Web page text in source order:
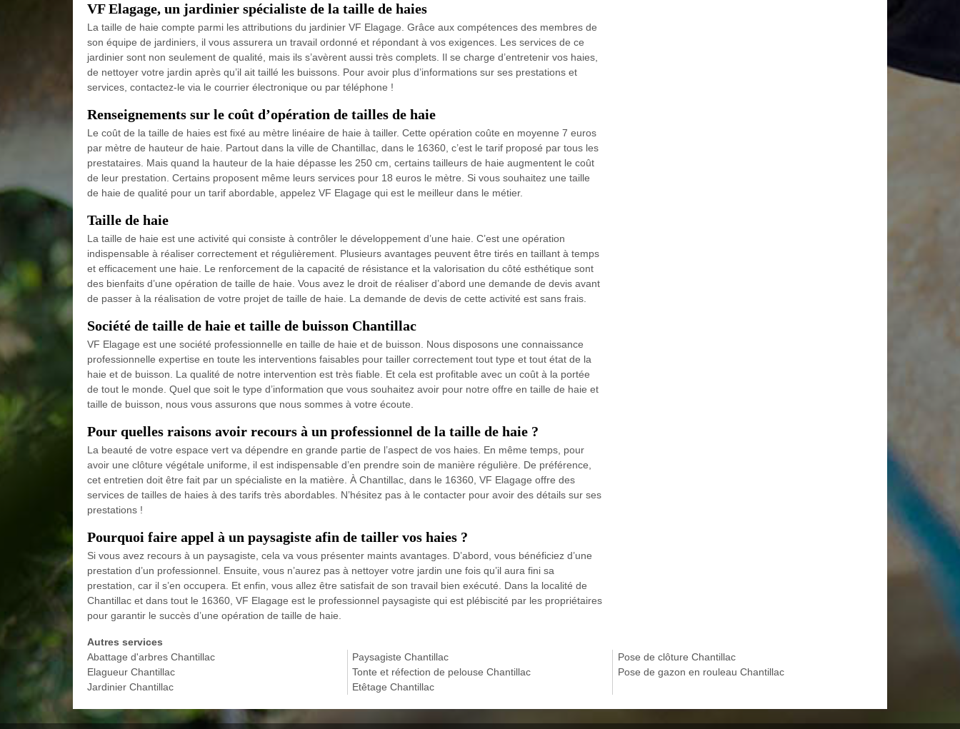
VF Elagage, un jardinier spécialiste de la taille de haies
La taille de haie compte parmi les attributions du jardinier VF Elagage. Grâce aux compétences des membres de
son équipe de jardiniers, il vous assurera un travail ordonné et répondant à vos exigences. Les services de ce
jardinier sont non seulement de qualité, mais ils s’avèrent aussi très complets. Il se charge d’entretenir vos haies,
de nettoyer votre jardin après qu’il ait taillé les buissons. Pour avoir plus d’informations sur ses prestations et
services, contactez-le via le courrier électronique ou par téléphone !
Renseignements sur le coût d’opération de tailles de haie
Le coût de la taille de haies est fixé au mètre linéaire de haie à tailler. Cette opération coûte en moyenne 7 euros
par mètre de hauteur de haie. Partout dans la ville de Chantillac, dans le 16360, c’est le tarif proposé par tous les
prestataires. Mais quand la hauteur de la haie dépasse les 250 cm, certains tailleurs de haie augmentent le coût
de leur prestation. Certains proposent même leurs services pour 18 euros le mètre. Si vous souhaitez une taille
de haie de qualité pour un tarif abordable, appelez VF Elagage qui est le meilleur dans le métier.
Taille de haie
La taille de haie est une activité qui consiste à contrôler le développement d’une haie. C’est une opération
indispensable à réaliser correctement et régulièrement. Plusieurs avantages peuvent être tirés en taillant à temps
et efficacement une haie. Le renforcement de la capacité de résistance et la valorisation du côté esthétique sont
des bienfaits d’une opération de taille de haie. Vous avez le droit de réaliser d’abord une demande de devis avant
de passer à la réalisation de votre projet de taille de haie. La demande de devis de cette activité est sans frais.
Société de taille de haie et taille de buisson Chantillac
VF Elagage est une société professionnelle en taille de haie et de buisson. Nous disposons une connaissance
professionnelle expertise en toute les interventions faisables pour tailler correctement tout type et tout état de la
haie et de buisson. La qualité de notre intervention est très fiable. Et cela est profitable avec un coût à la portée
de tout le monde. Quel que soit le type d’information que vous souhaitez avoir pour notre offre en taille de haie et
taille de buisson, nous vous assurons que nous sommes à votre écoute.
Pour quelles raisons avoir recours à un professionnel de la taille de haie ?
La beauté de votre espace vert va dépendre en grande partie de l’aspect de vos haies. En même temps, pour
avoir une clôture végétale uniforme, il est indispensable d’en prendre soin de manière régulière. De préférence,
cet entretien doit être fait par un spécialiste en la matière. À Chantillac, dans le 16360, VF Elagage offre des
services de tailles de haies à des tarifs très abordables. N’hésitez pas à le contacter pour avoir des détails sur ses
prestations !
Pourquoi faire appel à un paysagiste afin de tailler vos haies ?
Si vous avez recours à un paysagiste, cela va vous présenter maints avantages. D’abord, vous bénéficiez d’une
prestation d’un professionnel. Ensuite, vous n’aurez pas à nettoyer votre jardin une fois qu’il aura fini sa
prestation, car il s’en occupera. Et enfin, vous allez être satisfait de son travail bien exécuté. Dans la localité de
Chantillac et dans tout le 16360, VF Elagage est le professionnel paysagiste qui est plébiscité par les propriétaires
pour garantir le succès d’une opération de taille de haie.
Autres services
Abattage d'arbres Chantillac
Elagueur Chantillac
Jardinier Chantillac
Paysagiste Chantillac
Tonte et réfection de pelouse Chantillac
Etêtage Chantillac
Pose de clôture Chantillac
Pose de gazon en rouleau Chantillac